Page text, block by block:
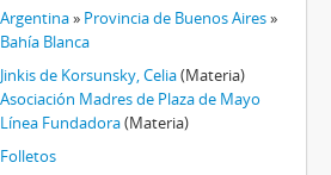
Argentina» Provincia de Buenos Aires»
Bahía Blanca
Jinkis de Korsunsky, Celia(Materia)
Asociación Madres de Plaza de Mayo
Línea Fundadora(Materia)
Folletos